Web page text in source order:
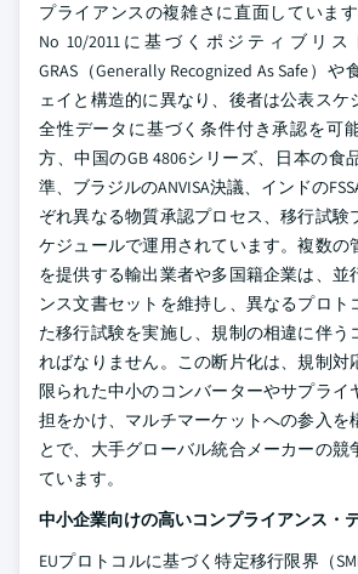
プライアンスの複雑さに直面しています
No 10/2011に基づくポジティブリ
GRAS（Generally Recognized As Safe）
ェイと構造的に異なり、後者は公表スケ
全性データに基づく条件付き承認を可
方、中国のGB 4806シリーズ、日本の食
準、ブラジルのANVISA決議、インドの
ぞれ異なる物質承認プロセス、移行試験
ケジュールで運用されています。複数の
を提供する輸出業者や多国籍企業は、並
ンス文書セットを維持し、異なるプロト
た移行試験を実施し、規制の相違に伴う
ればなりません。この断片化は、規制対
限られた中小のコンバーターやサプライ
担をかけ、マルチマーケットへの参入を
とで、大手グローバル統合メーカーの競
ています。
中小企業向けの高いコンプライアンス・
EUプロトコルに基づく特定移行限界（